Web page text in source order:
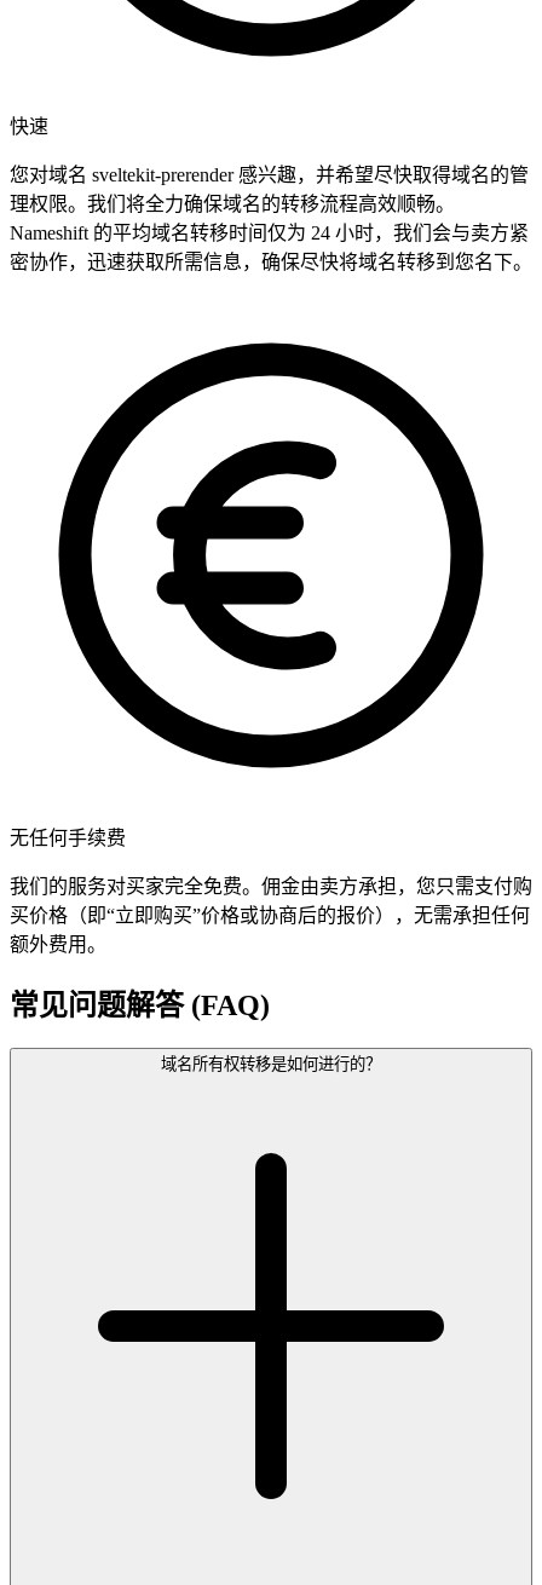
快速
您对域名 sveltekit-prerender 感兴趣，并希望尽快取得域名的管
理权限。我们将全力确保域名的转移流程高效顺畅。
Nameshift 的平均域名转移时间仅为 24 小时，我们会与卖方紧
密协作，迅速获取所需信息，确保尽快将域名转移到您名下。
无任何手续费
我们的服务对买家完全免费。佣金由卖方承担，您只需支付购
买价格（即“立即购买”价格或协商后的报价），无需承担任何
额外费用。
常见问题解答 (FAQ)
域名所有权转移是如何进行的？